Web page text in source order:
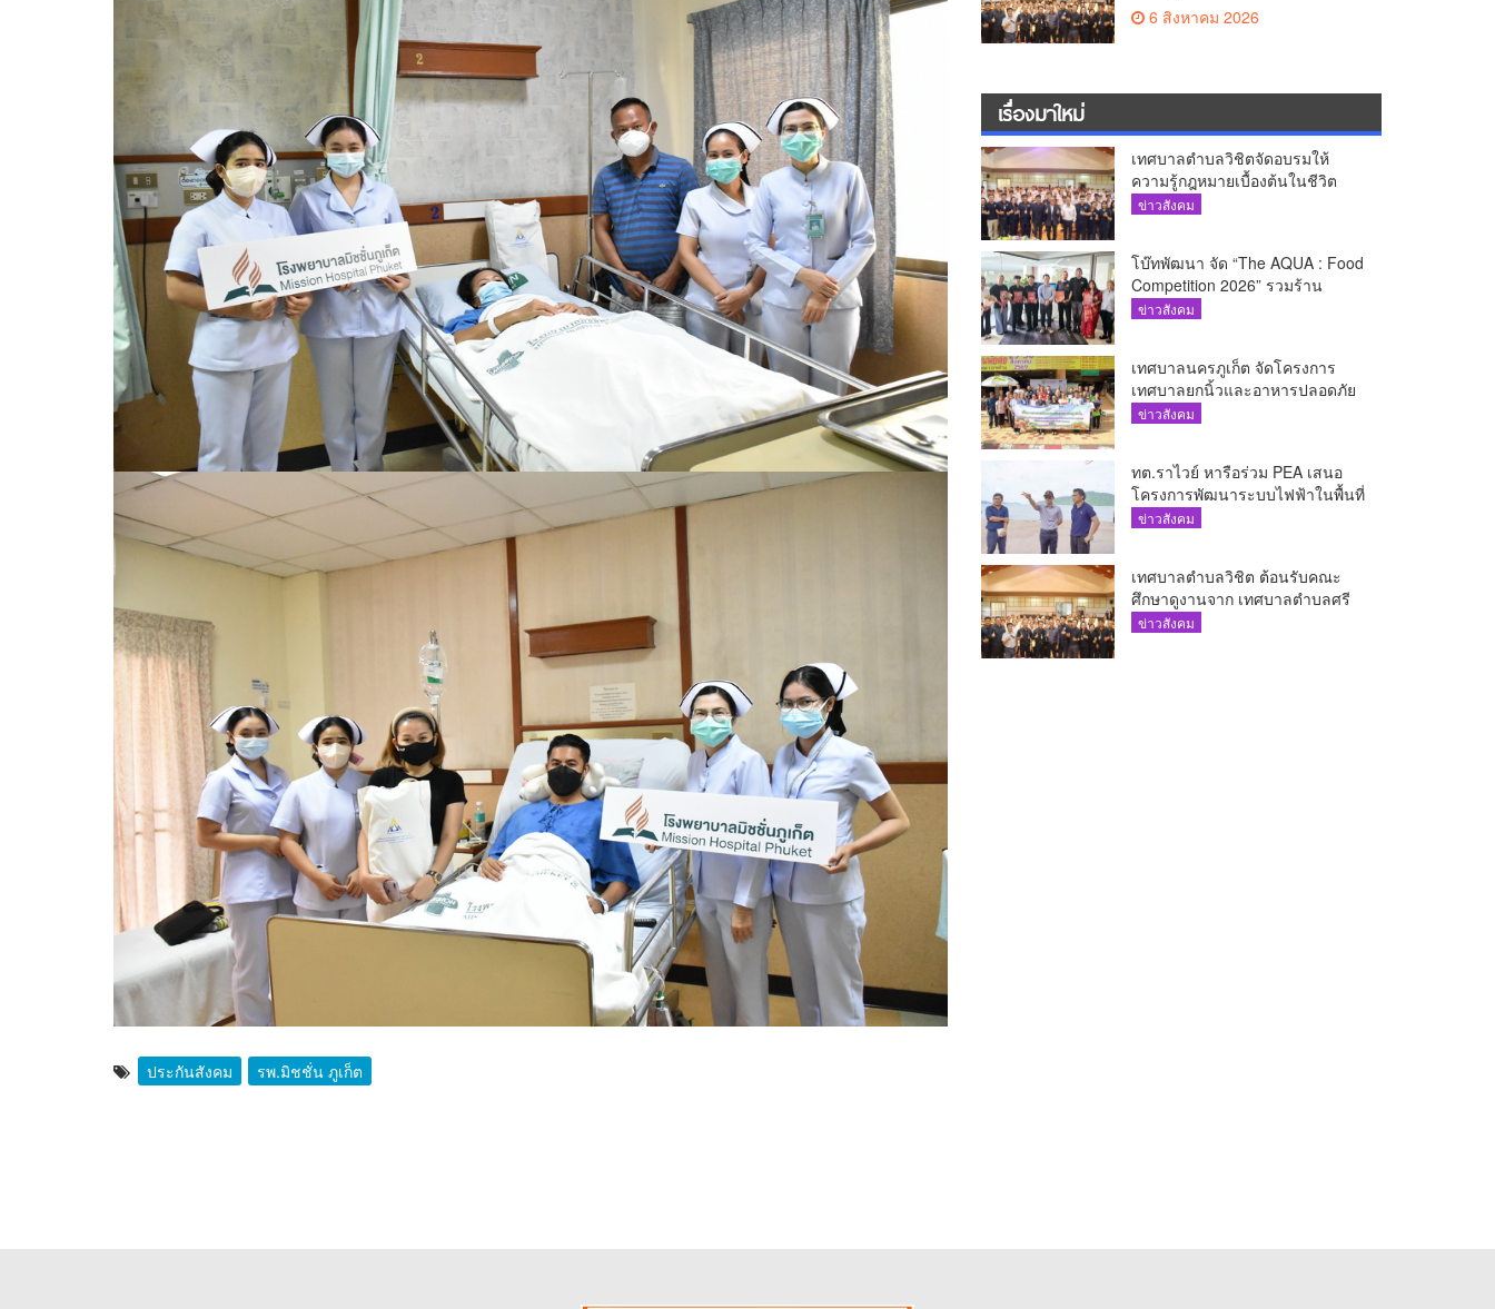
ประกันสังคม รพ.มิชชั่น ภูเก็ต
สุนทร
6 สิงหาคม 2026
เรื่องมาใหม่
เทศบาลตำบลวิชิตจัดอบรมให้
ความรู้กฎหมายเบื้องต้นในชีวิต
ประจำวันแก่เยาวชน
ข่าวสังคม
โบ๊ทพัฒนา จัด “The AQUA : Food
Competition 2026” รวมร้าน
อาหารชั้นนำของ The Shopps at
ข่าวสังคม
เทศบาลนครภูเก็ต จัดโครงการ
เทศบาลยกนิ้วและอาหารปลอดภัย
เพื่อสุขอนามัยผู้บริโภค
ข่าวสังคม
ทต.ราไวย์ หารือร่วม PEA เสนอ
โครงการพัฒนาระบบไฟฟ้าในพื้นที่
เกาะโหลน
ข่าวสังคม
เทศบาลตำบลวิชิต ต้อนรับคณะ
ศึกษาดูงานจาก เทศบาลตำบลศรี
สุนทร
ข่าวสังคม